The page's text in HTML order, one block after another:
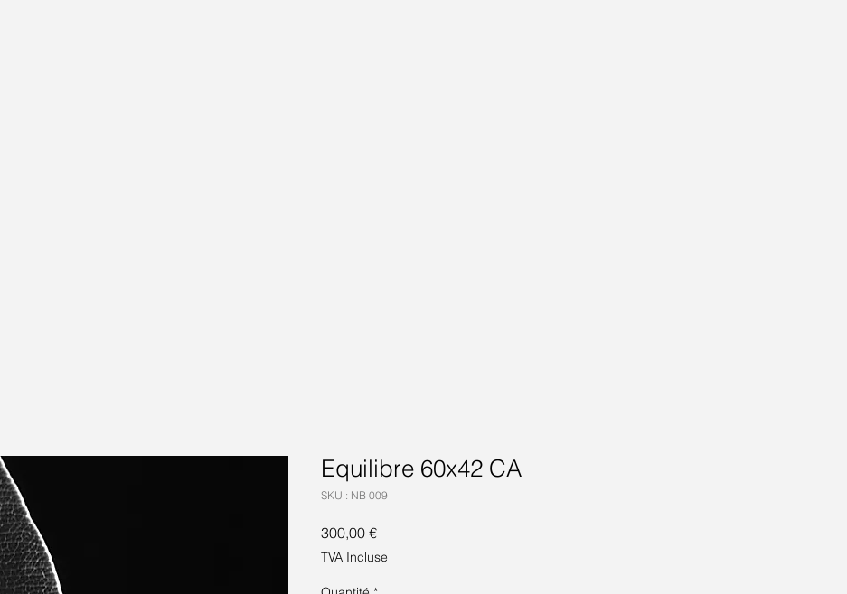
Equilibre 60x42 CA
SKU : NB 009
300,00 €Prix
TVA Incluse